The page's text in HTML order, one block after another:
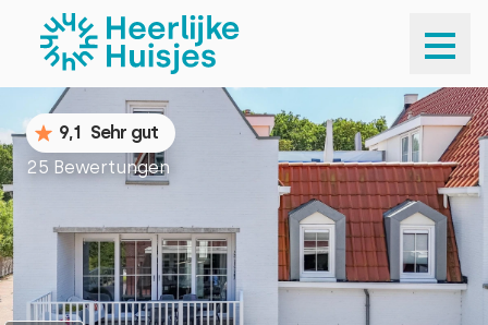
1
9,1 Sehr gut
25 Bewertungen